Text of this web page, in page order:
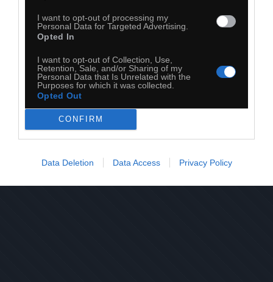
I want to opt-out of processing my
Personal Data for Targeted Advertising.
Opted In
I want to opt-out of Collection, Use,
Retention, Sale, and/or Sharing of my
Personal Data that Is Unrelated with the
Purposes for which it was collected.
Opted Out
CONFIRM
Data Deletion Data Access Privacy Policy
Dodaj do ulubionych Dodaj do przyjaciół